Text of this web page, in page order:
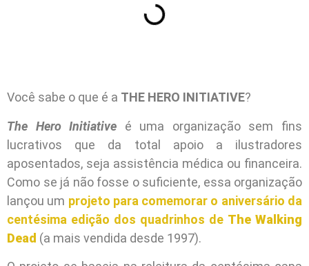
Você sabe o que é a THE HERO INITIATIVE?
The Hero Initiative é uma organização sem fins
lucrativos que da total apoio a ilustradores
aposentados, seja assistência médica ou financeira.
Como se já não fosse o suficiente, essa organização
lançou um projeto para comemorar o aniversário da
centésima edição dos quadrinhos de The Walking
Dead (a mais vendida desde 1997).